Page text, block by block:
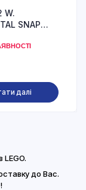
W.
SNAP
далі
LEGO.
до Вас.